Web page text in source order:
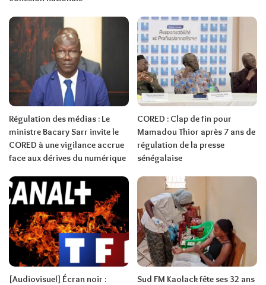
Régulation des médias : Le
ministre Bacary Sarr invite le
CORED à une vigilance accrue
face aux dérives du numérique
CORED : Clap de fin pour
Mamadou Thior après 7 ans de
régulation de la presse
sénégalaise
[Audiovisuel] Écran noir :
Sud FM Kaolack fête ses 32 ans